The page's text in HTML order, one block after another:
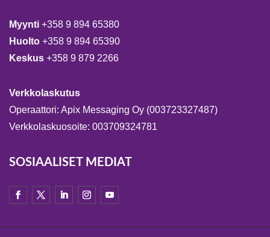
Myynti +358 9 894 65380
Huolto +358 9 894 65390
Keskus +358 9 879 2266
Verkkolaskutus
Operaattori: Apix Messaging Oy (003723327487)
Verkkolaskuosoite: 003709324781
SOSIAALISET MEDIAT